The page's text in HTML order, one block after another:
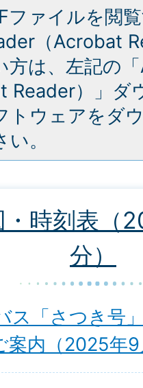
ファイルを閲
（Acrobat
方は、左記の
Reader）」ダ
トウェアをダ
。
時刻表（
分）
ス「さつき号
案内（2025年